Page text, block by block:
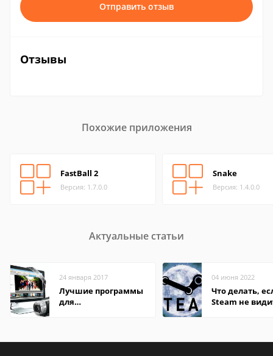
Отправить отзыв
Отзывы
Похожие приложения
FastBall 2
Версия: 1.7.0.0
Snake
Версия: 1.4.0.0
Актуальные статьи
24 января 2017
Лучшие программы
для
04 июня 2022
Что делать,
Steam не